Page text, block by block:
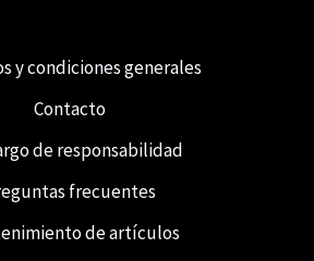
y condiciones generales
Contacto
de responsabilidad
frecuentes
de artículos